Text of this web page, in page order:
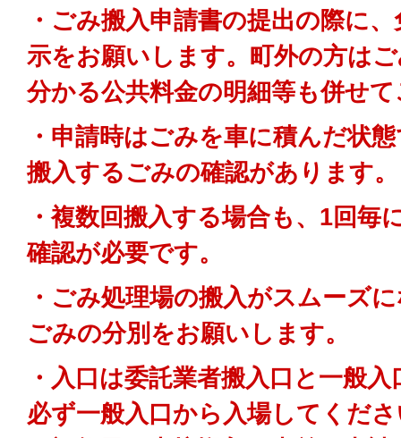
・ごみ搬入申請書の提出の際に
示をお願いします。町外の方は
分かる公共料金の明細等も併せ
・申請時はごみを車に積んだ状
搬入するごみの確認があります。
・複数回搬入する場合も、1回毎
確認が必要です。
・ごみ処理場の搬入がスムーズ
ごみの分別をお願いします。
・入口は委託業者搬入口と一般
必ず一般入口から入場してくだ